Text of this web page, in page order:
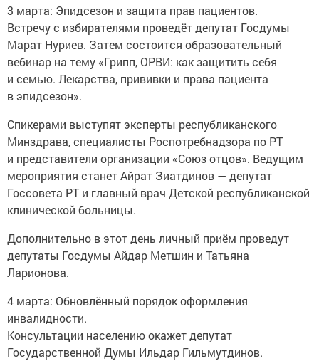
3 марта: Эпидсезон и защита прав пациентов.
Встречу с избирателями проведёт депутат Госдумы
Марат Нуриев. Затем состоится образовательный
вебинар на тему «Грипп, ОРВИ: как защитить себя
и семью. Лекарства, прививки и права пациента
в эпидсезон».
Спикерами выступят эксперты республиканского
Минздрава, специалисты Роспотребнадзора по РТ
и представители организации «Союз отцов». Ведущим
мероприятия станет Айрат Зиатдинов — депутат
Госсовета РТ и главный врач Детской республиканской
клинической больницы.
Дополнительно в этот день личный приём проведут
депутаты Госдумы Айдар Метшин и Татьяна
Ларионова.
4 марта: Обновлённый порядок оформления
инвалидности.
Консультации населению окажет депутат
Государственной Думы Ильдар Гильмутдинов.